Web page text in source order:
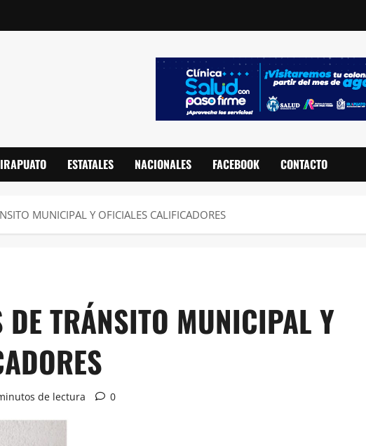
IRAPUATO ESTATALES NACIONALES FACEBOOK CONTACTO
MUNICIPAL Y OFICIALES CALIFICADORES
DE TRÁNSITO MUNICIPAL Y
de lectura 0